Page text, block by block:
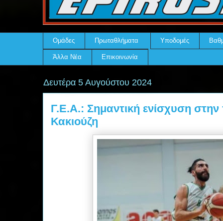
Ομάδες Πρωταθλήματα Υποδομές
Άλλα Νέα Επικοινωνία
Δευτέρα 5 Αυγούστου 2024
Γ.Ε.Α.: Σημαντική ενίσχυση στην
Κακιούζη